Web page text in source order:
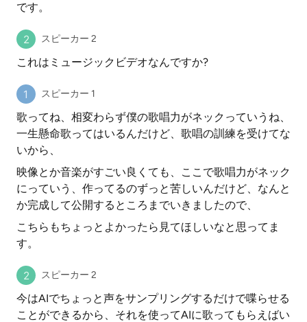
です。
スピーカー 2
これはミュージックビデオなんですか?
スピーカー 1
歌ってね、相変わらず僕の歌唱力がネックっていうね、
一生懸命歌ってはいるんだけど、歌唱の訓練を受けてな
いから、
映像とか音楽がすごい良くても、ここで歌唱力がネック
にっていう、作ってるのずっと苦しいんだけど、なんと
か完成して公開するところまでいきましたので、
こちらもちょっとよかったら見てほしいなと思ってま
す。
スピーカー 2
今はAIでちょっと声をサンプリングするだけで喋らせる
ことができるから、それを使ってAIに歌ってもらえばい